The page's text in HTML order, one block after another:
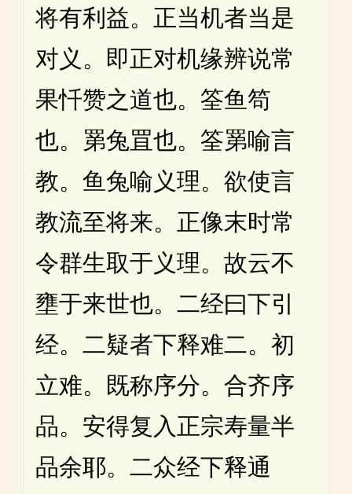
将有利益。正当机者当是
对义。即正对机缘辨说常
果忏赞之道也。筌鱼笱
也。罤兔罝也。筌罤喻言
教。鱼兔喻义理。欲使言
教流至将来。正像末时常
令群生取于义理。故云不
壅于来世也。二经曰下引
经。二疑者下释难二。初
立难。既称序分。合齐序
品。安得复入正宗寿量半
品余耶。二众经下释通